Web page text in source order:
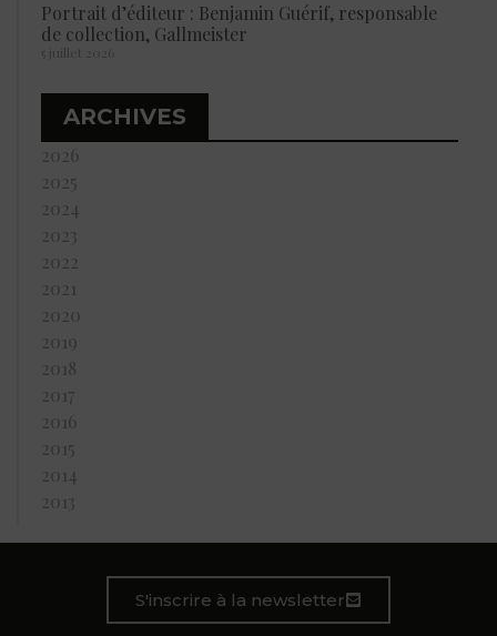
Portrait d’éditeur : Benjamin Guérif, responsable
de collection, Gallmeister
5 juillet 2026
ARCHIVES
2026
2025
2024
2023
2022
2021
2020
2019
2018
2017
2016
2015
2014
2013
S'inscrire à la newsletter